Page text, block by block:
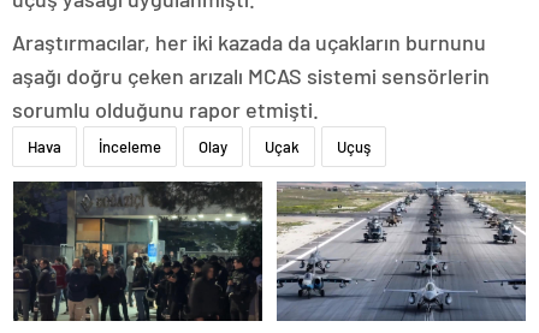
Araştırmacılar, her iki kazada da uçakların burnunu
aşağı doğru çeken arızalı MCAS sistemi sensörlerin
sorumlu olduğunu rapor etmişti.
Hava İnceleme Olay Uçak Uçuş